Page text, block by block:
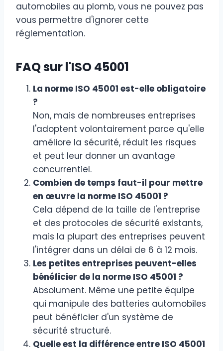
automobiles au plomb, vous ne pouvez pas
vous permettre d'ignorer cette
réglementation.
FAQ sur l'ISO 45001
La norme ISO 45001 est-elle obligatoire
?
Non, mais de nombreuses entreprises
l'adoptent volontairement parce qu'elle
améliore la sécurité, réduit les risques
et peut leur donner un avantage
concurrentiel.
Combien de temps faut-il pour mettre
en œuvre la norme ISO 45001 ?
Cela dépend de la taille de l'entreprise
et des protocoles de sécurité existants,
mais la plupart des entreprises peuvent
l'intégrer dans un délai de 6 à 12 mois.
Les petites entreprises peuvent-elles
bénéficier de la norme ISO 45001 ?
Absolument. Même une petite équipe
qui manipule des batteries automobiles
peut bénéficier d'un système de
sécurité structuré.
Quelle est la différence entre ISO 45001